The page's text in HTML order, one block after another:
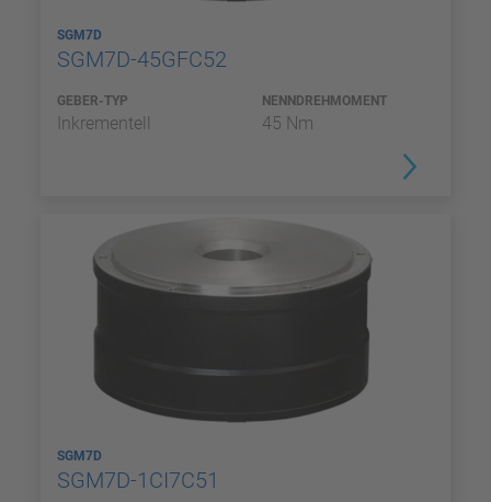
SGM7D
SGM7D-45GFC52
GEBER-TYP
Inkrementell
NENNDREHMOMENT
45 Nm
SGM7D
SGM7D-1CI7C51